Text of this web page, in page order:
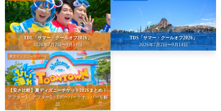
TDL「サマー・クールオフ2026」
2026年7月2日〜9月14日
TDS「サマー・クールオフ2026」
2026年7月2日〜9月14日
東京ディズニーリゾート
【安さ比較】夏ディズニーチケット2026まとめ！
アフター3・アフター5・1デーパークホッパーを解
説